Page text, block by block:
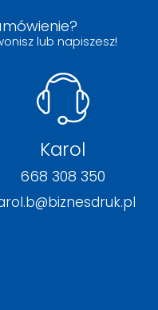
lub napiszesz!
Karol
668 308 350